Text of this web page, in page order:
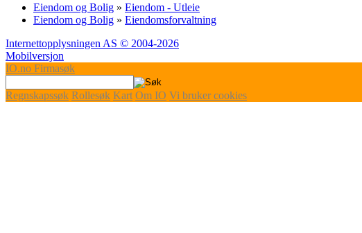
Eiendom og Bolig » Eiendom - Utleie
Eiendom og Bolig » Eiendomsforvaltning
Internettopplysningen AS © 2004-2026
Mobilversjon
IO.no Firmasøk
Regnskapssøk Rollesøk Kart Om IO Vi bruker cookies